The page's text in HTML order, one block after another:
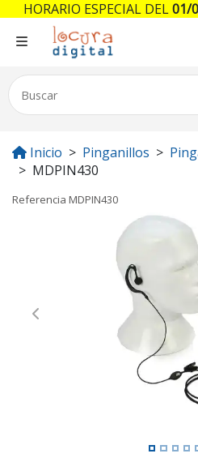
Inicio Pinganillos
MDPIN430
Referencia MDPIN430
Previous
HORARIO ESPECIAL DEL01/